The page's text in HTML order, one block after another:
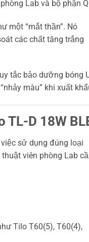
Lab và bộ phận
một “mắt thần”. Nó
các chất tăng trắng
tắc bảo dưỡng bóng
màu” khi xuất
TL-D 18W
sử dụng đúng loại
viên phòng Lab
Tilo T60(5), T60(4),